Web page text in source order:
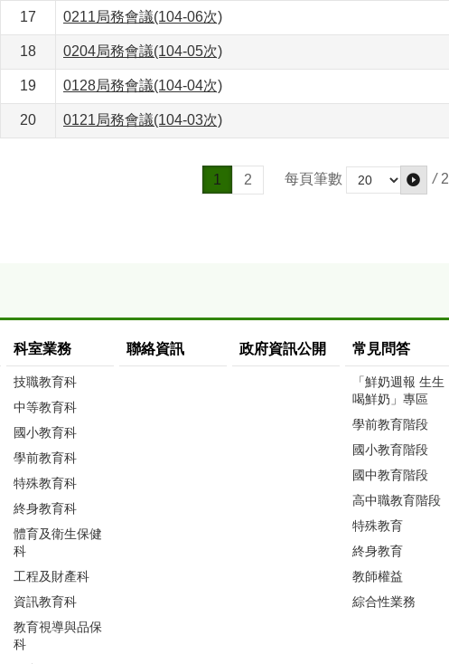
17 0211局務會議(104-06次)
18 0204局務會議(104-05次)
19 0128局務會議(104-04次)
20 0121局務會議(104-03次)
1 2 每頁筆數 /
科室業務
技職教育科
中等教育科
國小教育科
學前教育科
特殊教育科
終身教育科
體育及衛生保健
科
工程及財產科
資訊教育科
教育視導與品保
科
聯絡資訊 政府資訊公開 常見問答
「鮮奶週報 生生
喝鮮奶」專區
學前教育階段
國小教育階段
國中教育階段
高中職教育階段
特殊教育
終身教育
教師權益
綜合性業務